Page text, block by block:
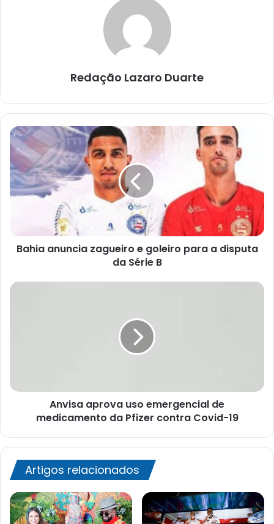
Redação Lazaro Duarte
Bahia
anuncia
zagueiro
e
goleiro
para
da
Série
Bahia anuncia zagueiro e goleiro para a disputa
da Série B
Anvisa
contra
Anvisa aprova uso emergencial de
medicamento da Pfizer contra Covid-19
Artigos relacionados